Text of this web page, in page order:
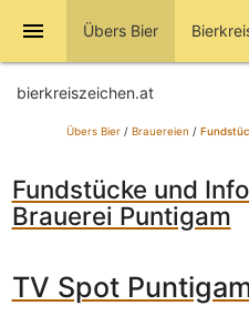
menu Übers Bier
bierkreiszeichen.at
Übers Bier/ Brauereien /
Fundstücke und
Brauerei Puntigam
TV Spot